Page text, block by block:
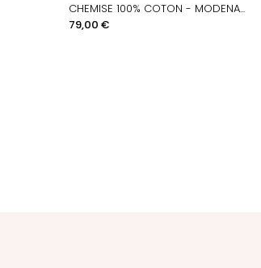
CHEMISE 100% COTON - MODENA...
Prix
79,00 €